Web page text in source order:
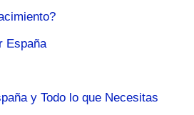
España
y Todo lo que Necesitas